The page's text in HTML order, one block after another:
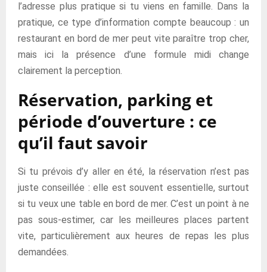
l’adresse plus pratique si tu viens en famille. Dans la
pratique, ce type d’information compte beaucoup : un
restaurant en bord de mer peut vite paraître trop cher,
mais ici la présence d’une formule midi change
clairement la perception.
Réservation, parking et
période d’ouverture : ce
qu’il faut savoir
Si tu prévois d’y aller en été, la réservation n’est pas
juste conseillée : elle est souvent essentielle, surtout
si tu veux une table en bord de mer. C’est un point à ne
pas sous-estimer, car les meilleures places partent
vite, particulièrement aux heures de repas les plus
demandées.